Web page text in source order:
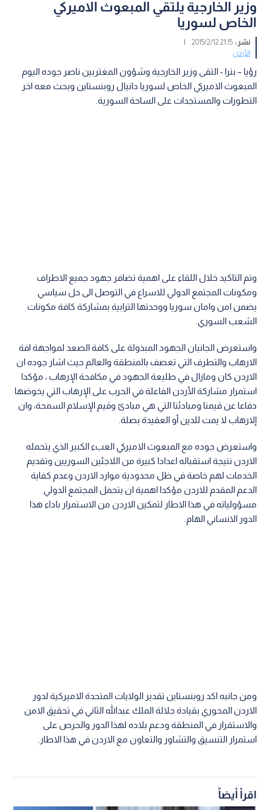
وزير الخارجية يلتقي المبعوث الاميركي
الخاص لسوريا
نشر :21:15 2015/2/12
|
الأردن
رؤيا – بترا - التقى وزير الخارجية وشؤون المغتربين ناصر جوده اليوم
المبعوث الاميركي الخاص لسوريا دانيال روبنستاين وبحث معه اخر
التطورات والمستجدات على الساحة السورية.
وتم التاكيد خلال اللقاء على اهمية تضافر جهود جميع الاطراف
ومكونات المجتمع الدولي للاسراع في التوصل الى حل سياسي
يضمن امن وامان سوريا ووحدتها الترابية بمشاركة كافة مكونات
الشعب السوري.
واستعرض الجانبان الجهود المبذولة على كافة الصعد لمواجهة افة
الارهاب والتطرف التي تعصف بالمنطقة والعالم حيث اشار جوده ان
الاردن كان ومازال في طليعة الجهود في مكافحة الإرهاب ، مؤكدا
استمرار مشاركة الأردن الفاعلة في الحرب على الإرهاب التي يخوضها
دفاعا عن قيمنا ومبادئنا التي هي مبادئ وقيم الإسلام السمحة، وان
إلارهاب لا يمت للدين أو العقيدة بصلة.
واستعرض جوده مع المبعوث الاميركي العبء الكبير الذي يتحمله
الاردن نتيجة استقباله اعدادا كبيرة من اللاجئين السوريين وتقديم
الخدمات لهم خاصة في ظل محدودية موارد الاردن وعدم كفاية
الدعم المقدم للاردن مؤكدا اهمية ان يتحمل المجتمع الدولي
مسؤولياته في هذا الاطار لتمكين الاردن من الاستمرار باداء هذا
الدور الانساني الهام.
ومن جانبه اكد روبنستاين تقدير الولايات المتحدة الاميركية لدور
الاردن المحوري بقيادة جلالة الملك عبدالله الثاني في تحقيق الامن
والاستقرار في المنطقة ودعم بلاده لهذا الدور والحرص على
استمرار التنسيق والتشاور والتعاون مع الاردن في هذا الاطار.
اقرأ أيضاً